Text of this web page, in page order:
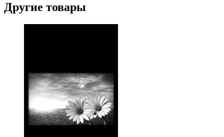
Другие товары